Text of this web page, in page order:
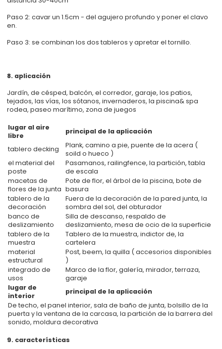
Paso 2: cavar un 1.5cm - del agujero profundo y poner el clavo
en.
Paso 3: se combinan los dos tableros y apretar el tornillo.
8. aplicación
Jardín, de césped, balcón, el corredor, garaje, los patios,
tejados, las vías, los sótanos, invernaderos, la piscina& spa
rodea, paseo marítimo, zona de juegos
lugar al aire
libre
principal de la aplicación
tablero decking
Plank, camino a pie, puente de la acera (
soild o hueco )
el material del
poste
Pasamanos, railingfence, la partición, tabla
de escala
macetas de
flores de la junta
Pote de flor, el árbol de la piscina, bote de
basura
tablero de la
decoración
Fuera de la decoración de la pared junta, la
sombra del sol, del obturador
banco de
deslizamiento
Silla de descanso, respaldo de
deslizamiento, mesa de ocio de la superficie
tablero de la
muestra
Tablero de la muestra, indictor de, la
cartelera
material
estructural
Post, beem, la quilla ( accesorios disponibles
)
integrado de
usos
Marco de la flor, galería, mirador, terraza,
garaje
lugar de
interior
principal de la aplicación
De techo, el panel interior, sala de baño de junta, bolsillo de la
puerta y la ventana de la carcasa, la partición de la barrera del
sonido, moldura decorativa
9. características